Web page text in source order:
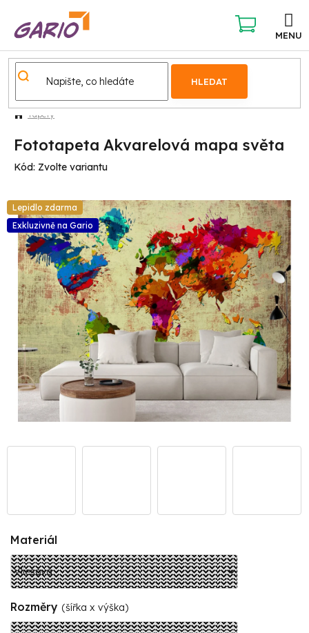
obsah
HLEDAT
NÁKUPNÍ
KOŠÍK
Tapety
Fototapeta Akvarelová mapa světa
Kód: Zvolte variantu
Lepidlo zdarma
Exkluzivně na Gario
Materiál
Rozměry (šířka x výška)